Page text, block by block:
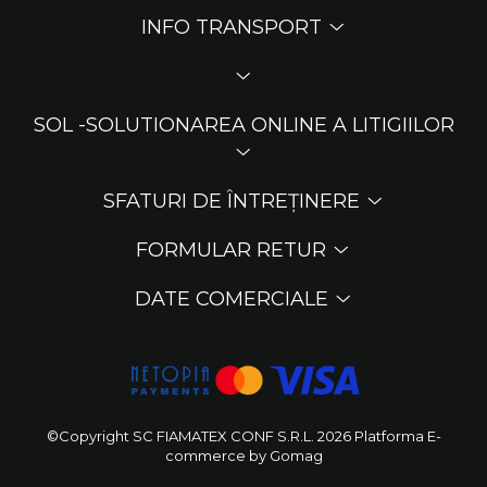
INFO TRANSPORT
SOL -SOLUTIONAREA ONLINE A LITIGIILOR
SFATURI DE ÎNTREȚINERE
FORMULAR RETUR
DATE COMERCIALE
©Copyright SC FIAMATEX CONF S.R.L. 2026 Platforma E-
commerce by Gomag